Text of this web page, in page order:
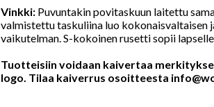
Vinkki: Puvuntakin povitaskuun laitettu
valmistettu taskuliina luo kokonaisvaltaisen
vaikutelman. S-kokoinen rusetti sopii
Tuotteisiin voidaan kaivertaa
logo. Tilaa kaiverrus osoitteesta